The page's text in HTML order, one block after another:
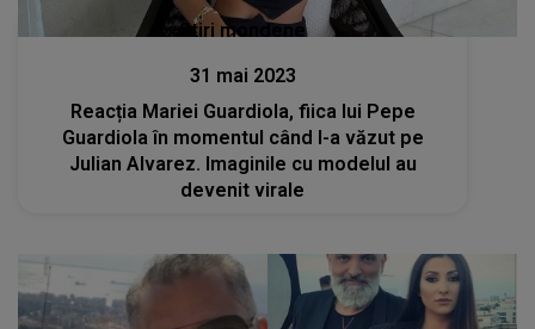
Stiri mondene
31 mai 2023
Reacția Mariei Guardiola, fiica lui Pepe
Guardiola în momentul când l-a văzut pe
Julian Alvarez. Imaginile cu modelul au
devenit virale